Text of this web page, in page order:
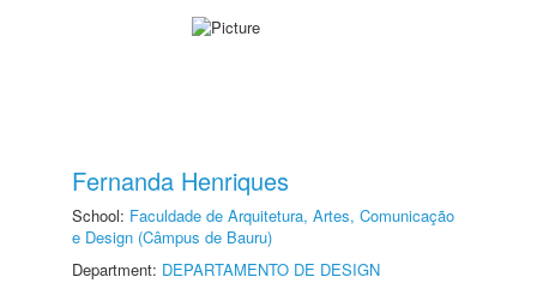
Fernanda Henriques
School: Faculdade de Arquitetura, Artes, Comunicação
e Design (Câmpus de Bauru)
Department: DEPARTAMENTO DE DESIGN